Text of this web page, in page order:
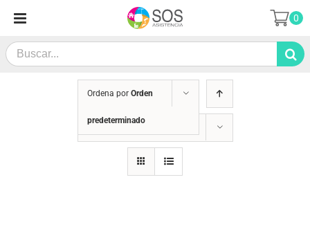
contenido
Search
for:
0
Ordena por Orden
predeterminado
Mostrar